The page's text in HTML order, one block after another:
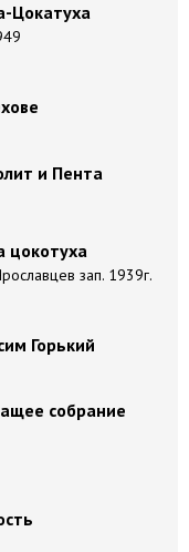
Цокатуха
и Пента
цокотуха
зап. 1939г.
Горький
собрание